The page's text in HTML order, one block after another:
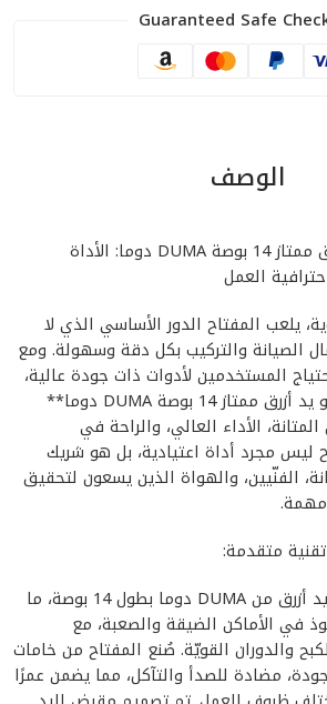
Guaranteed Safe
الوصف
مفتاح أبو جلمبو يد أزرق ممتاز 14 بوصة DUMA دوما: الأداة
العمل
يلعب المفتاح الدور الأساسي الذي لا
الصيانة والتركيب بكل دقة وسهولة. ومع
المستخدمين لأدوات ذات جودة عالية،
يأتي **مفتاح أبو جلمبو يد أزرق ممتاز 14 بوصة DUMA دوما**
الأداء العالي، والراحة في
ليس مجرد أداة اعتيادية، بل هو شريك
الفنّيين، والهواة الذين يسعون لتحقيق
مهمة.
متقدمة:
يتميز مفتاح أبو جلمبو يد أزرق من DUMA دوما بطول 14 بوصة، ما
في الأماكن الضيقة والصعبة، مع
والدوران القويّة. صُنع المفتاح من خامات
مضادة للصدأ والتآكل، مما يضمن عمرًا